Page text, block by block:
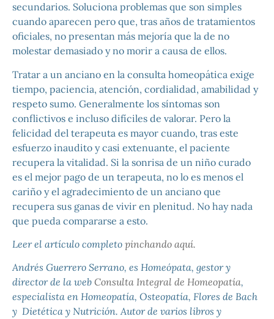
secundarios. Soluciona problemas que son simples
cuando aparecen pero que, tras años de tratamientos
oficiales, no presentan más mejoría que la de no
molestar demasiado y no morir a causa de ellos.
Tratar a un anciano en la consulta homeopática exige
tiempo, paciencia, atención, cordialidad, amabilidad y
respeto sumo. Generalmente los síntomas son
conflictivos e incluso difíciles de valorar. Pero la
felicidad del terapeuta es mayor cuando, tras este
esfuerzo inaudito y casi extenuante, el paciente
recupera la vitalidad. Si la sonrisa de un niño curado
es el mejor pago de un terapeuta, no lo es menos el
cariño y el agradecimiento de un anciano que
recupera sus ganas de vivir en plenitud. No hay nada
que pueda compararse a esto.
Leer el artículo completo pinchando aquí.
Andrés Guerrero Serrano, es Homeópata, gestor y
director de la web Consulta Integral de Homeopatía,
especialista en Homeopatía, Osteopatía, Flores de Bach
y Dietética y Nutrición. Autor de varios libros y